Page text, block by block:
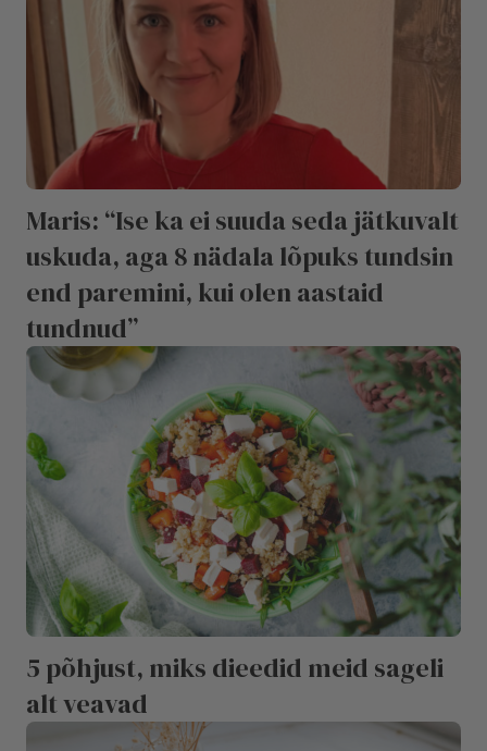
Maris: “Ise ka ei suuda seda jätkuvalt
uskuda, aga 8 nädala lõpuks tundsin
end paremini, kui olen aastaid
tundnud”
5 põhjust, miks dieedid meid sageli
alt veavad